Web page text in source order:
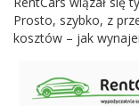
Prosto, szybko, z
kosztów – jak